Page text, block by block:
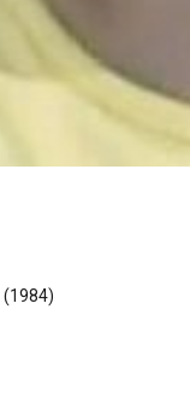
(1984)